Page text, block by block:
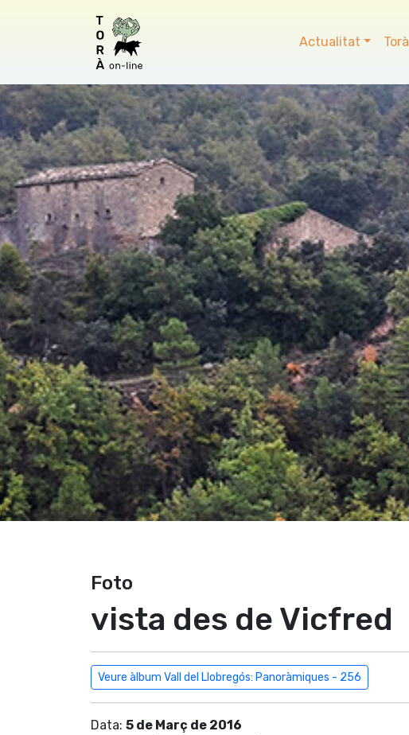
Actualitat Torà
Foto
vista des de Vicfred
Veure àlbum Vall del Llobregós: Panoràmiques - 256
Data: 5 de Març de 2016